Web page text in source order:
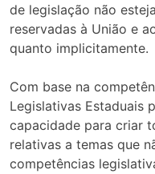
de legislação não
reservadas à União e
quanto implicitamente.
Com base na
Legislativas Estaduais
capacidade para criar
relativas a temas que
competências